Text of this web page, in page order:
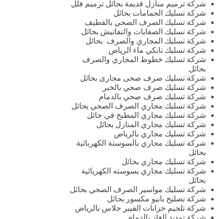
شركة ترميم منازل قديمة بحائل ترميم فلل
شركة تسليك الحمامات بحائل
شركة تسليك الصرف الصحي بالقطيف
شركة تسليك الصفايات والتفاتيش بحائل
شركة تسليك المجاري والصرف بحائل
شركة تسليك تانكي ماء الرياض
شركة تسليك خطوط المجاري والصرف
بحائل
شركة تسليك صرف صحى مجارى بحائل
شركة تسليك صرف صحي بالخبر
شركة تسليك صرف صحي بالدمام
شركة تسليك مجاري الصرف الصحي بحائل
شركة تسليك مجاري المطبخ في حائل
شركة تسليك مجاري المنازل بحائل
شركة تسليك مجاري بالرياض
شركة تسليك مجاري بالسوستة الكهربائية
بحائل
شركة تسليك مجاري بحائل
شركة تسليك مجاري بسوسته الكهربائية
بحائل
شركة تسليك مواسير الصرف الصحي بحائل
شركة تصليح بانيو مكسور بحائل
شركة تلحيم خزانات الفيبر جلاس بالرياض